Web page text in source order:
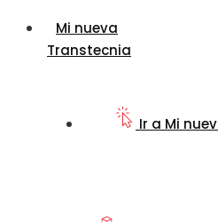
Mi nueva
Transtecnia
Ir a Mi